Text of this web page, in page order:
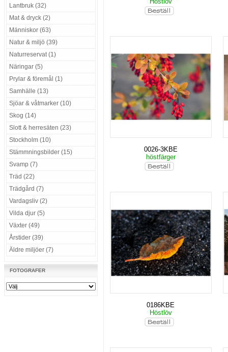
Lantbruk (32)
Mat & dryck (2)
Människor (63)
Natur & miljö (39)
Naturreservat (1)
Näringar (5)
Prylar & föremål (1)
Samhälle (13)
Sjöar & våtmarker (10)
Skog (14)
Slott & herresäten (23)
Stockholm (10)
Stämmningsbilder (15)
Svamp (7)
Träd (22)
Trädgård (7)
Vardagsliv (2)
Vilda djur (5)
Växter (49)
Årstider (39)
Äldre miljöer (7)
FOTOGRAFER
0026-3KBE
höstfärger
0186KBE
Höstlöv